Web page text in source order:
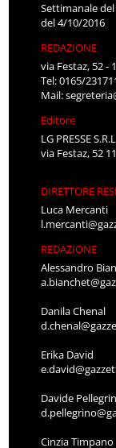
Settimanale
del 4/10/2016
REDAZIONE
via Festaz, 52 -
Tel: 0165/
Mail:
Editore
LG PRESSE
via Festaz, 52
DIRETTORE
Luca Mercanti
REDAZIONE
Alessandro
Danila Chenal
Erika David
Davide
Cinzia Timpano